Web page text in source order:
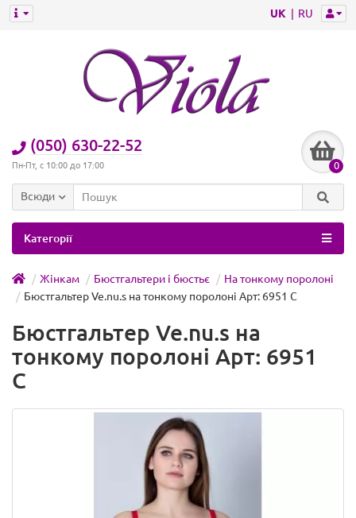
UK RU
(050) 630-22-52
Пн-Пт, с 10:00 до 17:00 0
Всюди
Категорії
Жінкам Бюстгальтери і бюстьє
На тонкому поролоні
Бюстгальтер Ve.nu.s на тонкому поролоні Арт: 6951 C
Бюстгальтер Ve.nu.s на
тонкому поролоні Арт: 6951
C